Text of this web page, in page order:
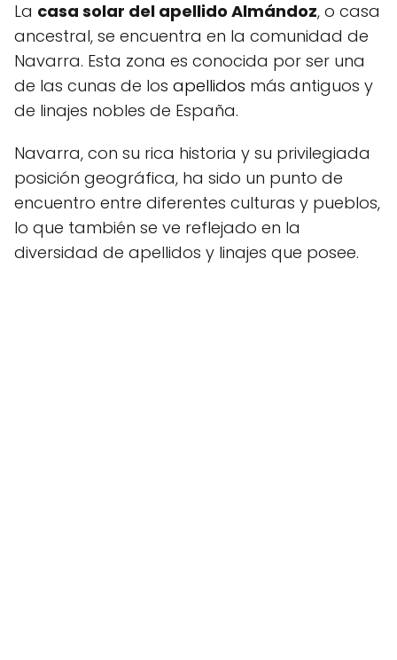
La casa solar del apellido Almándoz, o casa
ancestral, se encuentra en la comunidad de
Navarra. Esta zona es conocida por ser una
de las cunas de los apellidos más antiguos y
de linajes nobles de España.
Navarra, con su rica historia y su privilegiada
posición geográfica, ha sido un punto de
encuentro entre diferentes culturas y pueblos,
lo que también se ve reflejado en la
diversidad de apellidos y linajes que posee.